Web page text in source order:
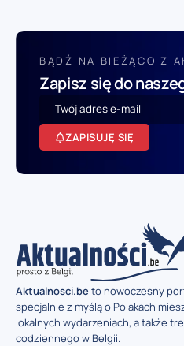
BĄDŹ NA BIEŻĄCO Z
Zapisz się do
ZAPISUJĘ SIĘ
Aktualnosci.beto nowoczesny
specjalnie z myślą o Polakach
lokalnych wydarzeniach, a także
codziennego w Belgii.